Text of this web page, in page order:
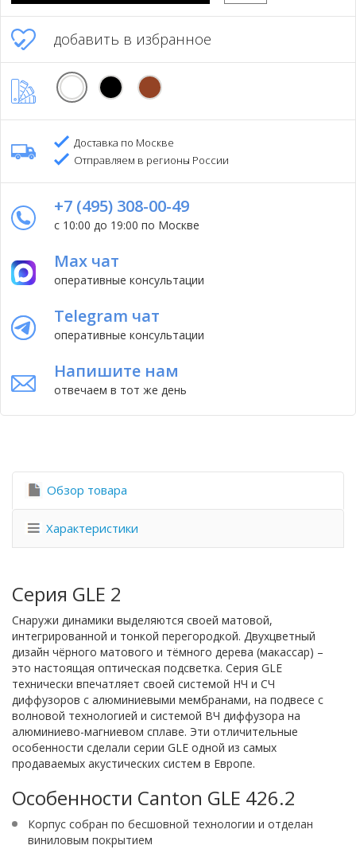
добавить в избранное
Доставка по Москве
Отправляем в регионы России
+7 (495) 308-00-49
с 10:00 до 19:00 по Москве
Max чат
оперативные консультации
Telegram чат
оперативные консультации
Напишите нам
отвечаем в тот же день
Обзор товара
Характеристики
Серия GLE 2
Снаружи динамики выделяются своей матовой,
интегрированной и тонкой перегородкой. Двухцветный
дизайн чёрного матового и тёмного дерева (макассар) –
это настоящая оптическая подсветка. Серия GLE
технически впечатляет своей системой НЧ и СЧ
диффузоров с алюминиевыми мембранами, на подвесе с
волновой технологией и системой ВЧ диффузора на
алюминиево-магниевом сплаве. Эти отличительные
особенности сделали серии GLE одной из самых
продаваемых акустических систем в Европе.
Особенности Canton GLE 426.2
Корпус собран по бесшовной технологии и отделан
виниловым покрытием